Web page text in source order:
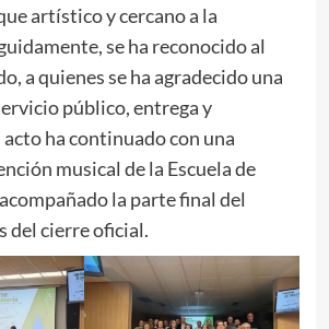
artístico y cercano a la
se ha reconocido al
a quienes se ha agradecido una
público, entrega y
ha continuado con una
musical de la Escuela de
la parte final del
del cierre oficial.